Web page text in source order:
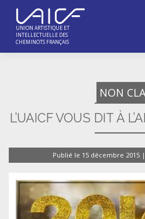
content
UNION ARTISTIQUE ET
INTELLECTUELLE DES
CHEMINOTS FRANÇAIS
NON
L’UAICF VOUS DIT À
Publié le 15 décembre 2015|